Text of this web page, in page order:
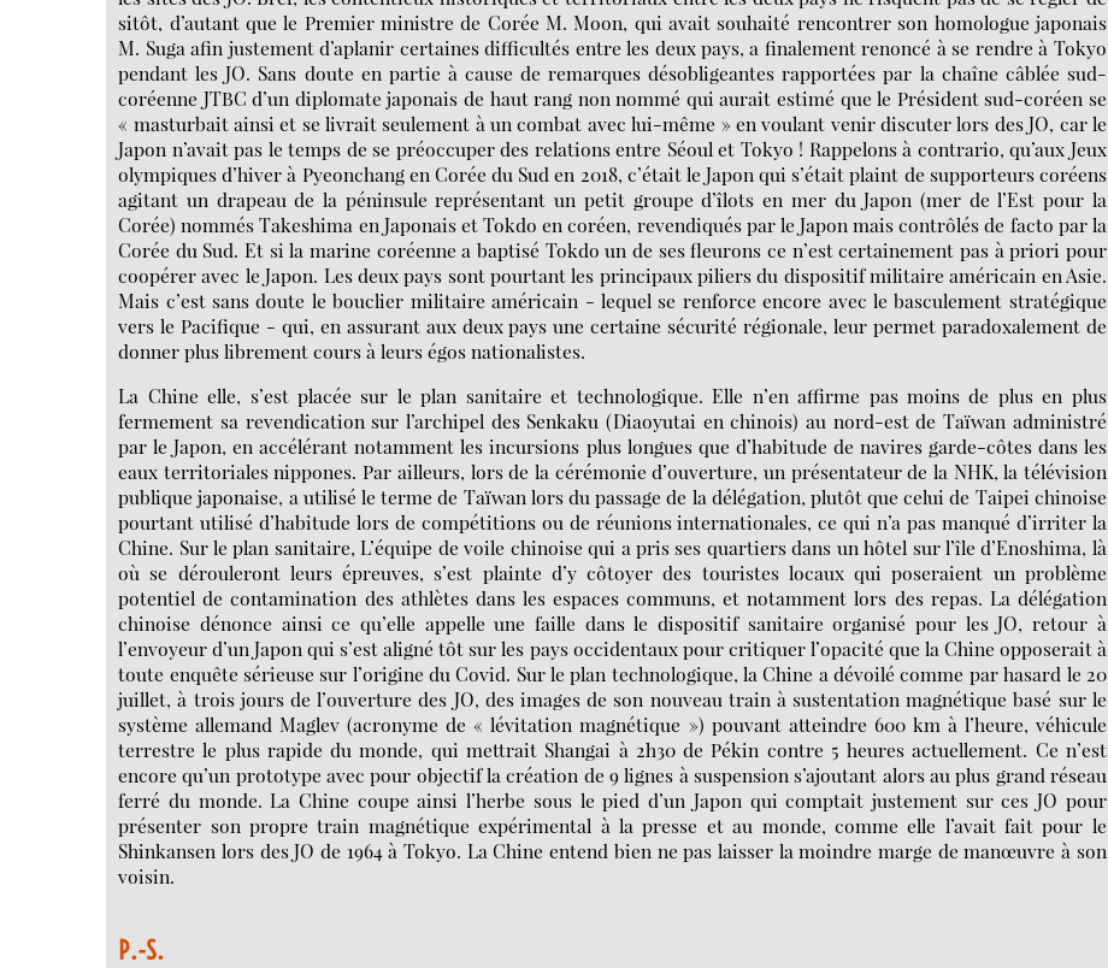
sitôt, d’autant que le Premier ministre de Corée M. Moon, qui avait souhaité rencontrer son homologue japonais
M. Suga afin justement d’aplanir certaines difficultés entre les deux pays, a finalement renoncé à se rendre à Tokyo
pendant les JO. Sans doute en partie à cause de remarques désobligeantes rapportées par la chaîne câblée sud-
coréenne JTBC d’un diplomate japonais de haut rang non nommé qui aurait estimé que le Président sud-coréen se
« masturbait ainsi et se livrait seulement à un combat avec lui-même » en voulant venir discuter lors des JO, car le
Japon n’avait pas le temps de se préoccuper des relations entre Séoul et Tokyo ! Rappelons à contrario, qu’aux Jeux
olympiques d’hiver à Pyeonchang en Corée du Sud en 2018, c’était le Japon qui s’était plaint de supporteurs coréens
agitant un drapeau de la péninsule représentant un petit groupe d’îlots en mer du Japon (mer de l’Est pour la
Corée) nommés Takeshima en Japonais et Tokdo en coréen, revendiqués par le Japon mais contrôlés de facto par la
Corée du Sud. Et si la marine coréenne a baptisé Tokdo un de ses fleurons ce n’est certainement pas à priori pour
coopérer avec le Japon. Les deux pays sont pourtant les principaux piliers du dispositif militaire américain en Asie.
Mais c’est sans doute le bouclier militaire américain - lequel se renforce encore avec le basculement stratégique
vers le Pacifique - qui, en assurant aux deux pays une certaine sécurité régionale, leur permet paradoxalement de
donner plus librement cours à leurs égos nationalistes.
La Chine elle, s’est placée sur le plan sanitaire et technologique. Elle n’en affirme pas moins de plus en plus
fermement sa revendication sur l’archipel des Senkaku (Diaoyutai en chinois) au nord-est de Taïwan administré
par le Japon, en accélérant notamment les incursions plus longues que d’habitude de navires garde-côtes dans les
eaux territoriales nippones. Par ailleurs, lors de la cérémonie d’ouverture, un présentateur de la NHK, la télévision
publique japonaise, a utilisé le terme de Taïwan lors du passage de la délégation, plutôt que celui de Taipei chinoise
pourtant utilisé d’habitude lors de compétitions ou de réunions internationales, ce qui n’a pas manqué d’irriter la
Chine. Sur le plan sanitaire, L’équipe de voile chinoise qui a pris ses quartiers dans un hôtel sur l’île d’Enoshima, là
où se dérouleront leurs épreuves, s’est plainte d’y côtoyer des touristes locaux qui poseraient un problème
potentiel de contamination des athlètes dans les espaces communs, et notamment lors des repas. La délégation
chinoise dénonce ainsi ce qu’elle appelle une faille dans le dispositif sanitaire organisé pour les JO, retour à
l’envoyeur d’un Japon qui s’est aligné tôt sur les pays occidentaux pour critiquer l’opacité que la Chine opposerait à
toute enquête sérieuse sur l’origine du Covid. Sur le plan technologique, la Chine a dévoilé comme par hasard le 20
juillet, à trois jours de l’ouverture des JO, des images de son nouveau train à sustentation magnétique basé sur le
système allemand Maglev (acronyme de « lévitation magnétique ») pouvant atteindre 600 km à l’heure, véhicule
terrestre le plus rapide du monde, qui mettrait Shangai à 2h30 de Pékin contre 5 heures actuellement. Ce n’est
encore qu’un prototype avec pour objectif la création de 9 lignes à suspension s’ajoutant alors au plus grand réseau
ferré du monde. La Chine coupe ainsi l’herbe sous le pied d’un Japon qui comptait justement sur ces JO pour
présenter son propre train magnétique expérimental à la presse et au monde, comme elle l’avait fait pour le
Shinkansen lors des JO de 1964 à Tokyo. La Chine entend bien ne pas laisser la moindre marge de manœuvre à son
voisin.
P.-S.